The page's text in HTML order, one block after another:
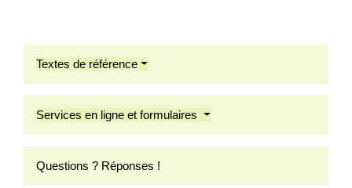
Textes de référence
Services en ligne et formulaires
Questions ? Réponses !